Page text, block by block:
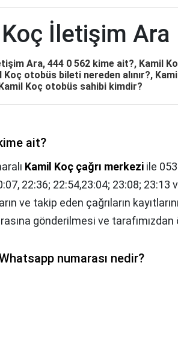
İletişim Ara
Ara, 444 0 562 kime ait?, Kamil
Koç otobüs bileti nereden alınır?,
Koç otobüs sahibi kimdir?
ait?
Kamil Koç çağrı merkezi ile
22:36; 22:54,23:04; 23:08; 23:13
ve takip eden çağrıların
gönderilmesi ve
numarası nedir?